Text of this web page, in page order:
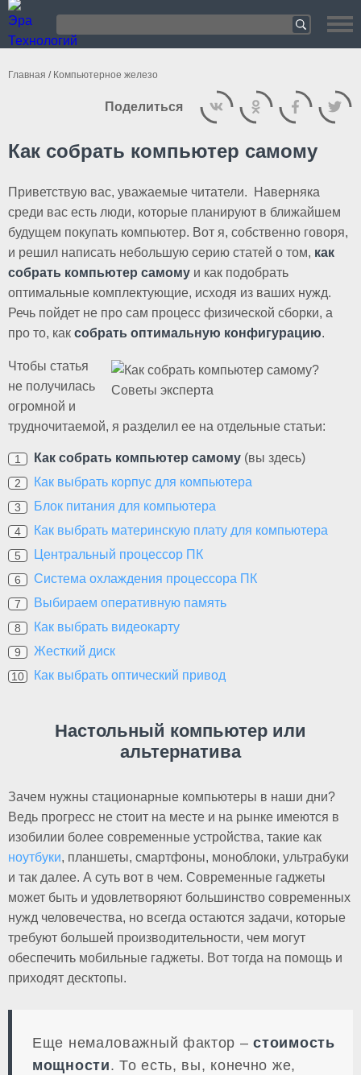
Главная / Компьютерное железо
Как собрать компьютер самому
Приветствую вас, уважаемые читатели. Наверняка
среди вас есть люди, которые планируют в ближайшем
будущем покупать компьютер. Вот я, собственно говоря,
и решил написать небольшую серию статей о том, как
собрать компьютер самому и как подобрать
оптимальные комплектующие, исходя из ваших нужд.
Речь пойдет не про сам процесс физической сборки, а
про то, как собрать оптимальную конфигурацию.
Чтобы статья
не получилась
огромной и
трудночитаемой, я разделил ее на отдельные статьи:
Как собрать компьютер самому (вы здесь)
Как выбрать корпус для компьютера
Блок питания для компьютера
Как выбрать материнскую плату для компьютера
Центральный процессор ПК
Система охлаждения процессора ПК
Выбираем оперативную память
Как выбрать видеокарту
Жесткий диск
Как выбрать оптический привод
Настольный компьютер или
альтернатива
Зачем нужны стационарные компьютеры в наши дни?
Ведь прогресс не стоит на месте и на рынке имеются в
изобилии более современные устройства, такие как
ноутбуки, планшеты, смартфоны, моноблоки, ультрабуки
и так далее. А суть вот в чем. Современные гаджеты
может быть и удовлетворяют большинство современных
нужд человечества, но всегда остаются задачи, которые
требуют большей производительности, чем могут
обеспечить мобильные гаджеты. Вот тогда на помощь и
приходят десктопы.
Еще немаловажный фактор –стоимость
мощности. То есть, вы, конечно же,
Поделиться